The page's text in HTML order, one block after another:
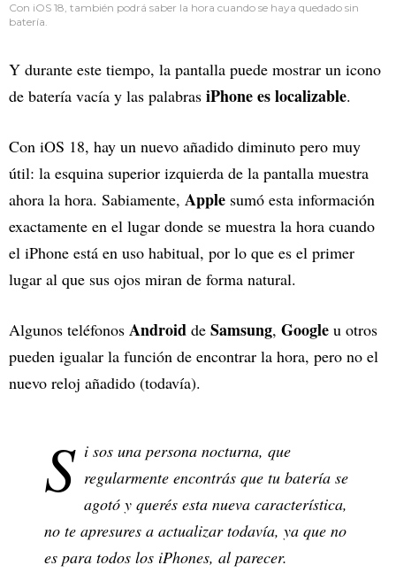
Con iOS 18, también podrá saber la hora cuando se haya quedado sin
batería.
Y durante este tiempo, la pantalla puede mostrar un icono
de batería vacía y las palabras iPhone es localizable.
Con iOS 18, hay un nuevo añadido diminuto pero muy
útil: la esquina superior izquierda de la pantalla muestra
ahora la hora. Sabiamente, Apple sumó esta información
exactamente en el lugar donde se muestra la hora cuando
el iPhone está en uso habitual, por lo que es el primer
lugar al que sus ojos miran de forma natural.
Algunos teléfonos Android de Samsung, Google u otros
pueden igualar la función de encontrar la hora, pero no el
nuevo reloj añadido (todavía).
S i sos una persona nocturna, que
regularmente encontrás que tu batería se
agotó y querés esta nueva característica,
no te apresures a actualizar todavía, ya que no
es para todos los iPhones, al parecer.